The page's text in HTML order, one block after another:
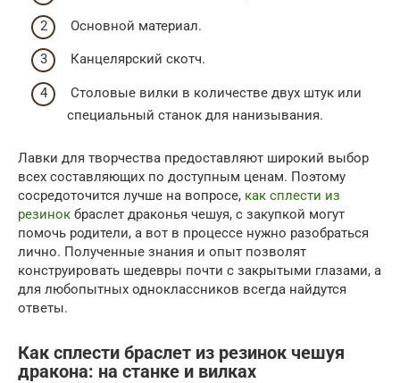
Основной материал.
Канцелярский скотч.
Столовые вилки в количестве двух штук или
специальный станок для нанизывания.
Лавки для творчества предоставляют широкий выбор
всех составляющих по доступным ценам. Поэтому
сосредоточится лучше на вопросе, как сплести из
резинок браслет драконья чешуя, с закупкой могут
помочь родители, а вот в процессе нужно разобраться
лично. Полученные знания и опыт позволят
конструировать шедевры почти с закрытыми глазами, а
для любопытных одноклассников всегда найдутся
ответы.
Как сплести браслет из резинок чешуя
дракона: на станке и вилках